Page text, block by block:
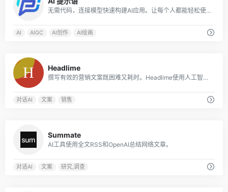
无需代码，连接模型快速构建AI应用。让每个人都能轻松使用 AI，提高 10 倍生产力。
AI AIGC AI创作 AI绘画
Headlime
撰写有效的营销文案既困难又耗时。Headlime使用人工智能和模板使写作更快、更容易。你将花更少的时间在内容上，而花更多的时间在结果上。
对话AI 文案 销售
Summate
AI工具使用全文RSS和OpenAI总结网络文章。
对话AI 文案 研究,调查